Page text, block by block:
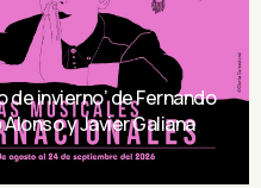
invierno’ de Fernando
y Javier Galiana